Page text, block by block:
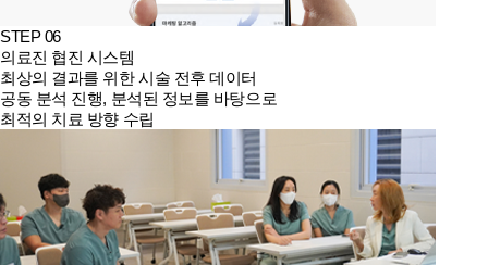
STEP 06
의료진 협진 시스템
최상의 결과를 위한 시술 전후 데이터
공동 분석 진행, 분석된 정보를 바탕으로
최적의 치료 방향 수립